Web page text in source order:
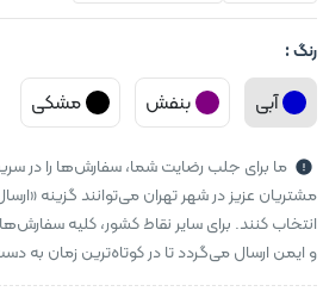
رنگ :
آبی بنفش مشکی
ما برای جلب رضایت شما، سفارش‌ها را در
مشتریان عزیز در شهر تهران می‌توانند گزینه
انتخاب کنند. برای سایر نقاط کشور، کلیه
و ایمن ارسال می‌گردد تا در کوتاه‌ترین زمان به